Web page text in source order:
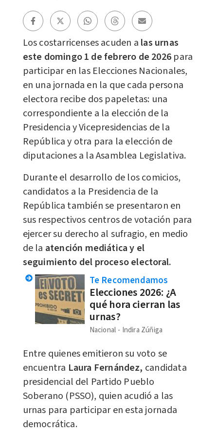
Los costarricenses acuden a las urnas
este domingo 1 de febrero de 2026 para
participar en las Elecciones Nacionales,
en una jornada en la que cada persona
electora recibe dos papeletas: una
correspondiente a la elección de la
Presidencia y Vicepresidencias de la
República y otra para la elección de
diputaciones a la Asamblea Legislativa.
Durante el desarrollo de los comicios,
candidatos a la Presidencia de la
República también se presentaron en
sus respectivos centros de votación para
ejercer su derecho al sufragio, en medio
de la atención mediática y el
seguimiento del proceso electoral.
Te Recomendamos
Elecciones 2026: ¿A
qué hora cierran las
urnas?
Nacional Indira Zúñiga
Entre quienes emitieron su voto se
encuentra Laura Fernández, candidata
presidencial del Partido Pueblo
Soberano (PSSO), quien acudió a las
urnas para participar en esta jornada
democrática.